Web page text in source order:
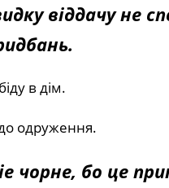
віддачу не
в дім.
одруження.
бо це